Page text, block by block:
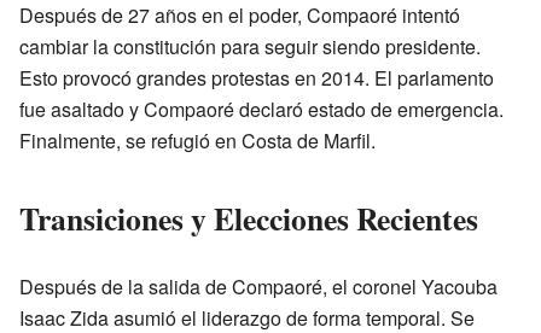
Después de 27 años en el poder, Compaoré intentó
cambiar la constitución para seguir siendo presidente.
Esto provocó grandes protestas en 2014. El parlamento
fue asaltado y Compaoré declaró estado de emergencia.
Finalmente, se refugió en Costa de Marfil.
Transiciones y Elecciones Recientes
Después de la salida de Compaoré, el coronel Yacouba
Isaac Zida asumió el liderazgo de forma temporal. Se